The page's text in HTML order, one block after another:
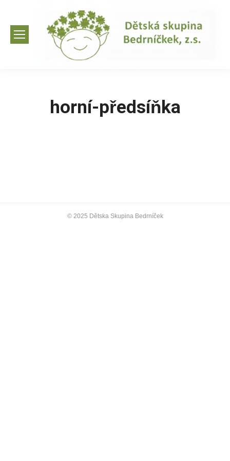
horní-předsíňka
© 2025 Dětska Skupina Bedrníček